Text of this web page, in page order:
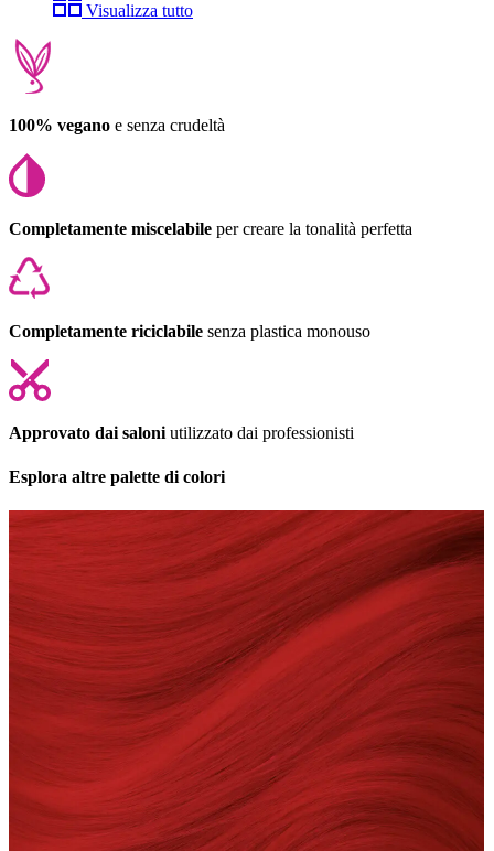
Visualizza tutto
100% vegano e senza crudeltà
Completamente miscelabile per creare la tonalità perfetta
Completamente riciclabile senza plastica monouso
Approvato dai saloni utilizzato dai professionisti
Esplora altre palette di colori